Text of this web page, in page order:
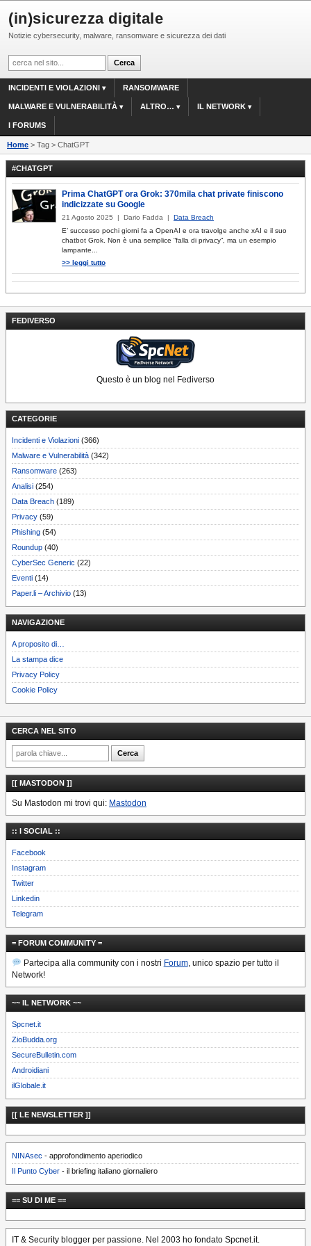
(in)sicurezza digitale
Notizie cybersecurity, malware, ransomware e sicurezza dei dati
INCIDENTI E VIOLAZIONI RANSOMWARE
MALWARE E VULNERABILITÀ ALTRO… IL NETWORK
I FORUMS
Home > Tag > ChatGPT
FEDIVERSO
Questo è un blog nel Fediverso
CATEGORIE
Incidenti e Violazioni (366)
Malware e Vulnerabilità (342)
Ransomware (263)
Analisi (254)
Data Breach (189)
Privacy (59)
Phishing (54)
Roundup (40)
CyberSec Generic (22)
Eventi (14)
Paper.li – Archivio (13)
NAVIGAZIONE
A proposito di…
La stampa dice
Privacy Policy
Cookie Policy
#CHATGPT
Prima ChatGPT ora Grok: 370mila chat private finiscono
indicizzate su Google
21 Agosto 2025 | Dario Fadda | Data Breach
E’ successo pochi giorni fa a OpenAI e ora travolge anche xAI e il suo
chatbot Grok. Non è una semplice “falla di privacy”, ma un esempio
lampante...
>> leggi tutto
CERCA NEL SITO
[[ MASTODON ]]
Su Mastodon mi trovi qui: Mastodon
:: I SOCIAL ::
Facebook
Instagram
Twitter
Linkedin
Telegram
= FORUM COMMUNITY =
Partecipa alla community con i nostri Forum, unico spazio per tutto il
Network!
~~ IL NETWORK ~~
Spcnet.it
ZioBudda.org
SecureBulletin.com
Androidiani
ilGlobale.it
[[ LE NEWSLETTER ]]
NINAsec - approfondimento aperiodico
Il Punto Cyber - il briefing italiano giornaliero
== SU DI ME ==
IT & Security blogger per passione. Nel 2003 ho fondato Spcnet.it.